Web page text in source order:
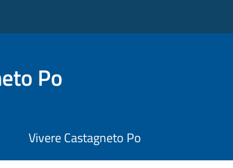
Po
Vivere Castagneto Po